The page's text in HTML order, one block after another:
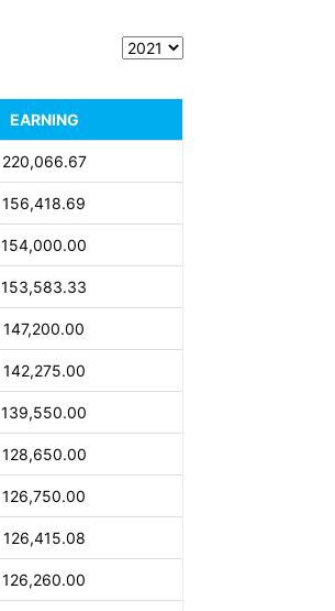
EARNING
220,066.67
156,418.69
154,000.00
153,583.33
147,200.00
142,275.00
139,550.00
128,650.00
126,750.00
126,415.08
126,260.00